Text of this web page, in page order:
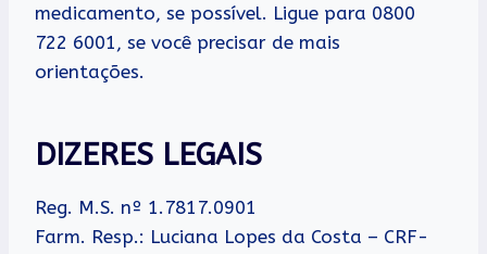
medicamento, se possível. Ligue para 0800
722 6001, se você precisar de mais
orientações.
DIZERES LEGAIS
Reg. M.S. nº 1.7817.0901
Farm. Resp.: Luciana Lopes da Costa – CRF-